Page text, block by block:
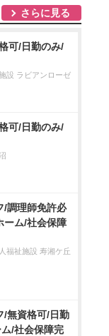
さらに見る
可/日勤のみ/
設 ラビアンローゼ
可/日勤のみ/
/調理師免許必
ーム/社会保障
福祉施設 寿湘ケ丘
/無資格可/日勤
/社会保障完